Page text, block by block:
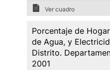
Ver cuadro
Porcentaje de
de Agua, y
Distrito.
2001